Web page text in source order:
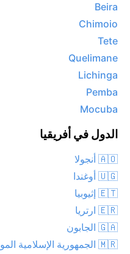
Beira
Chimoio
Tete
Quelimane
Lichinga
Pemba
Mocuba
الدول في أفريقيا
🇦🇴 أنجولا
🇺🇬 أوغندا
🇪🇹 إثيوبيا
🇪🇷 ارتريا
🇬🇦 الجابون
🇲🇷 الجمهورية الإسلامية الموريتانية